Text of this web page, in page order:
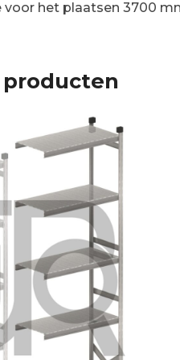
voor het plaatsen 3700